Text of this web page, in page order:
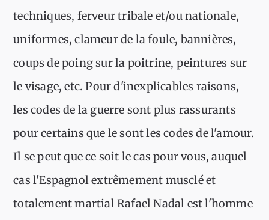
techniques, ferveur tribale et/ou nationale,
uniformes, clameur de la foule, bannières,
coups de poing sur la poitrine, peintures sur
le visage, etc. Pour d'inexplicables raisons,
les codes de la guerre sont plus rassurants
pour certains que le sont les codes de l'amour.
Il se peut que ce soit le cas pour vous, auquel
cas l'Espagnol extrêmement musclé et
totalement martial Rafael Nadal est l'homme